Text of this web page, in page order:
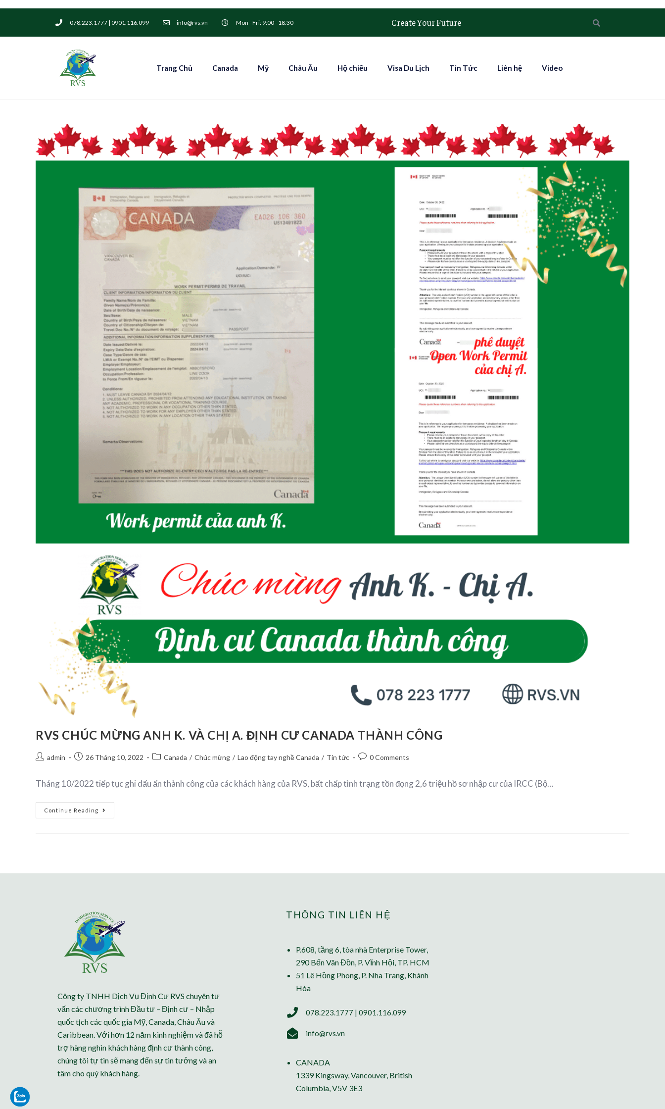
078.223.1777 | 0901.116.099 info@rvs.vn Mon - Fri: 9:00 - 18:30 Create Your Future
Trang Chủ Canada Mỹ Châu Âu Hộ chiếu Visa Du Lịch Tin Tức Liên hệ Video
RVS CHÚC MỪNG ANH K. VÀ CHỊ A. ĐỊNH CƯ CANADA THÀNH CÔNG
admin 26 Tháng 10, 2022 Canada / Chúc mừng / Lao động tay nghề Canada / Tin tức 0 Comments
Tháng 10/2022 tiếp tục ghi dấu ấn thành công của các khách hàng của RVS, bất chấp tình trạng tồn đọng 2,6 triệu hồ sơ nhập cư của IRCC (Bộ…
Continue Reading
Công ty TNHH Dịch Vụ Định Cư RVS chuyên tư
vấn các chương trình Đầu tư – Định cư – Nhập
quốc tịch các quốc gia Mỹ, Canada, Châu Âu và
Caribbean. Với hơn 12 năm kinh nghiệm và đã hỗ
trợ hàng nghìn khách hàng định cư thành công,
chúng tôi tự tin sẽ mang đến sự tin tưởng và an
tâm cho quý khách hàng.
THÔNG TIN LIÊN HỆ
P.608, tầng 6, tòa nhà Enterprise Tower,
290 Bến Vân Đồn, P. Vĩnh Hội, TP. HCM
51 Lê Hồng Phong, P. Nha Trang, Khánh
Hòa
078.223.1777 | 0901.116.099
info@rvs.vn
CANADA
1339 Kingsway, Vancouver, British
Columbia, V5V 3E3